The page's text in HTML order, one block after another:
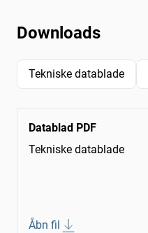
Downloads
Tekniske datablade
Datablad PDF
Tekniske datablade
Åbn fil